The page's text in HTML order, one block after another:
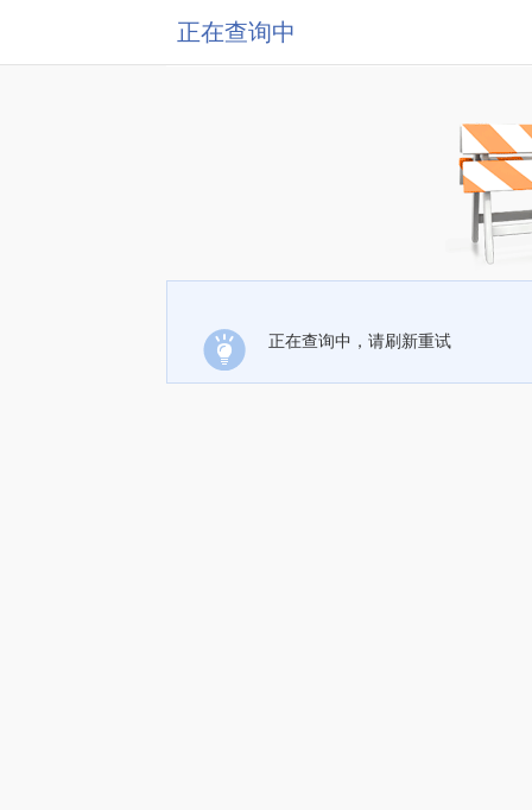
正在查询中
正在查询中，请刷新重试